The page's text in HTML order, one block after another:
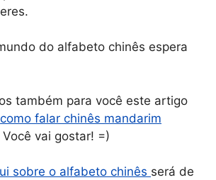
do alfabeto chinês espera
também para você este artigo
como falar chinês mandarim
Você vai gostar! =)
sobre o alfabeto chinês será de